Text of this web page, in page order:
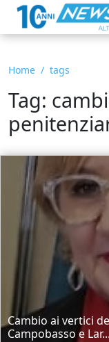
Home tags
Tag:
Cambio ai vertici
Campobasso e Lar...